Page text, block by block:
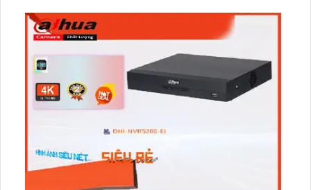
tiến, giúp giữ nguyên chất lượng hình ảnh